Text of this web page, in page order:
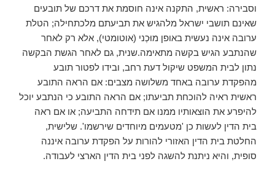
וסבירה: ראשית, התקנה אינה חוסמת את דרכם של תובעים
שאינם תושבי ישראל מלהגיש את תביעתם מלכתחילה; הטלת
ערובה אינה נעשית באופן מוּכְני (אוטומטי), אלא רק לאחר
שהנתבע הגיש בקשה מתאימה.שנית, גם לאחר הגשת הבקשה
נתון לבית המשפט שיקול דעת רחב, ובידו לפטור תובע
מהפקדת ערובה באחד משלושה מצבים: אם הראה התובע
ראשית ראיה להוכחת תביעתו; אם הראה התובע כי הנתבע יוכל
להיפרע את הוצאותיו ממנו אם תידחה התביעה; או אם ראה
בית הדין לעשות כן 'מטעמים מיוחדים שירשמו'. שלישית,
החלטת בית הדין האזורי להורות על הפקדת ערובה איננה
סופית, והיא ניתנת להשגה לפני בית הדין הארצי לעבודה.